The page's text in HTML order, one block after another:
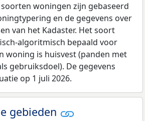
woningen zijn gebaseerd
en de gegevens over
van het Kadaster. Het soort
algoritmisch bepaald voor
woning is huisvest (panden met
gebruiksdoel). De gegevens
op 1 juli 2026.
gebieden